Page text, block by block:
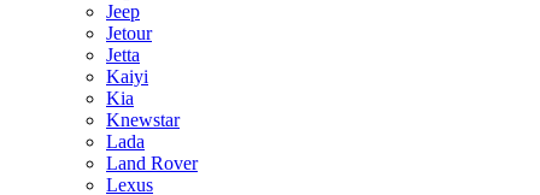
Jeep
Jetour
Jetta
Kaiyi
Kia
Knewstar
Lada
Land Rover
Lexus